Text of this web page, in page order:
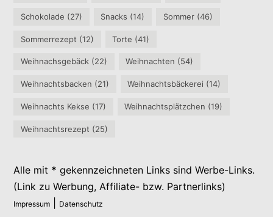
Schokolade (27) Snacks (14) Sommer(46)
Sommerrezept (12) Torte (41)
Weihnachsgebäck (22) Weihnachten (54)
Weihnachtsbacken (21) Weihnachtsbäckerei (14)
Weihnachts Kekse (17) Weihnachtsplätzchen (19)
Weihnachtsrezept (25)
Alle mit * gekennzeichneten Links sind Werbe-Links.
(Link zu Werbung, Affiliate- bzw. Partnerlinks)
Impressum Datenschutz